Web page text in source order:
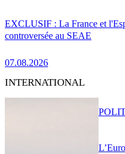
EXCLUSIF : La France et
controversée au SEAE
07.08.2026
INTERNATIONAL